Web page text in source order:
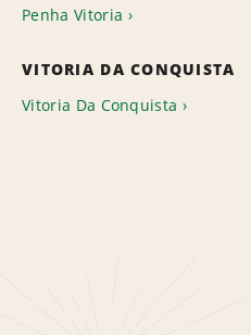
Penha Vitoria
VITORIA DA CONQUISTA
Vitoria Da Conquista